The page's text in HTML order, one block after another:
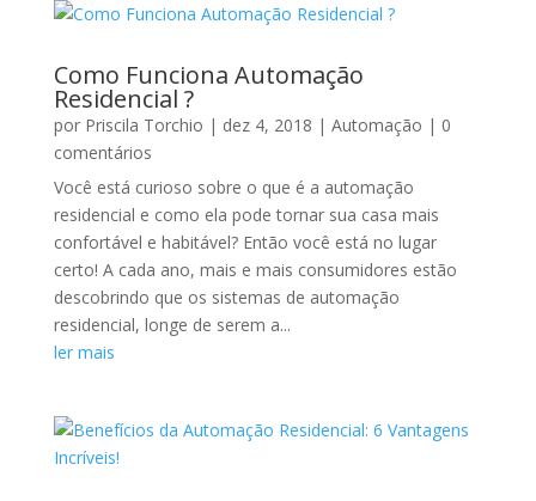
Como Funciona Automação
Residencial ?
por Priscila Torchio | dez 4, 2018 | Automação | 0
comentários
Você está curioso sobre o que é a automação
residencial e como ela pode tornar sua casa mais
confortável e habitável? Então você está no lugar
certo! A cada ano, mais e mais consumidores estão
descobrindo que os sistemas de automação
residencial, longe de serem a...
ler mais